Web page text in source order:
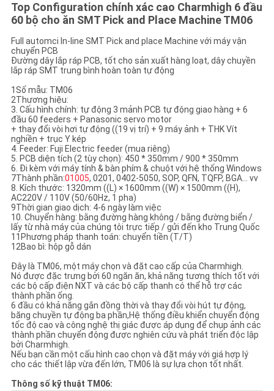
SƠ
ĐỒ
TRANG
WEB
CHÍNH
SÁCH
BẢO
MẬT
Top Configuration chính xác cao Charmhigh 6 đầu
60 bộ cho ăn SMT Pick and Place Machine TM06
Full automci In-line SMT Pick and place Machine với máy vận
chuyển PCB
Đường dây lắp ráp PCB, tốt cho sản xuất hàng loạt, dây chuyền
lắp ráp SMT trung bình hoàn toàn tự động
1Số mẫu: TM06
2Thương hiệu:
3. Cấu hình chính: tự động 3 mảnh PCB tự động giao hàng + 6
đầu 60 feeders + Panasonic servo motor
+ thay đổi vòi hơi tự động ((19 vị trí) + 9 máy ảnh + THK Vít
nghiền + trục Y kép
4. Feeder: Fuji Electric feeder (mua riêng)
5. PCB diện tích (2 tùy chọn): 450 * 350mm / 900 * 350mm
6. Đi kèm với máy tính & bàn phím & chuột với hệ thống Windows
7Thành phần:01005, 0201, 0402-5050, SOP, QFN, TQFP, BGA... vv
8. Kích thước: 1320mm ((L) × 1600mm ((W) × 1500mm ((H),
AC220V / 110V (50/60Hz, 1 pha)
9Thời gian giao dịch: 4-6 ngày làm việc
10. Chuyển hàng: bằng đường hàng không / bằng đường biển /
lấy từ nhà máy của chúng tôi trực tiếp / gửi đến kho Trung Quốc
11Phương pháp thanh toán: chuyển tiền (T/T)
12Bao bì: hộp gỗ dán
Đây là TM06, một máy chọn và đặt cao cấp của Charmhigh.
Nó được đặc trưng bởi 60 ngăn ăn, khả năng tương thích tốt với
các bộ cấp điện NXT và các bộ cấp thanh có thể hỗ trợ các
thành phần ống.
6 đầu có khả năng gắn đồng thời và thay đổi vòi hút tự động,
băng chuyền tự động ba phần,Hệ thống điều khiển chuyển động
tốc độ cao và công nghệ thị giác được áp dụng để chụp ảnh các
thành phần chuyển động được nghiên cứu và phát triển độc lập
bởi Charmhigh.
Nếu bạn cần một cấu hình cao chọn và đặt máy với giá hợp lý
cho các thiết lập vừa đến lớn, TM06 là sự lựa chọn tốt nhất.
Thông số kỹ thuật TM06: